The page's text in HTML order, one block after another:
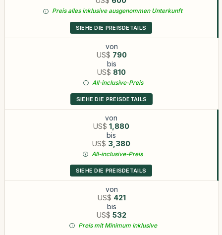
Preis alles inklusive ausgenommen Unterkunft
SIEHE DIE PREISDETAILS
von
US$ 790
bis
US$ 810
All-inclusive-Preis
SIEHE DIE PREISDETAILS
von
US$ 1,880
bis
US$ 3,380
All-inclusive-Preis
SIEHE DIE PREISDETAILS
von
US$ 421
bis
US$ 532
Preis mit Minimum inklusive